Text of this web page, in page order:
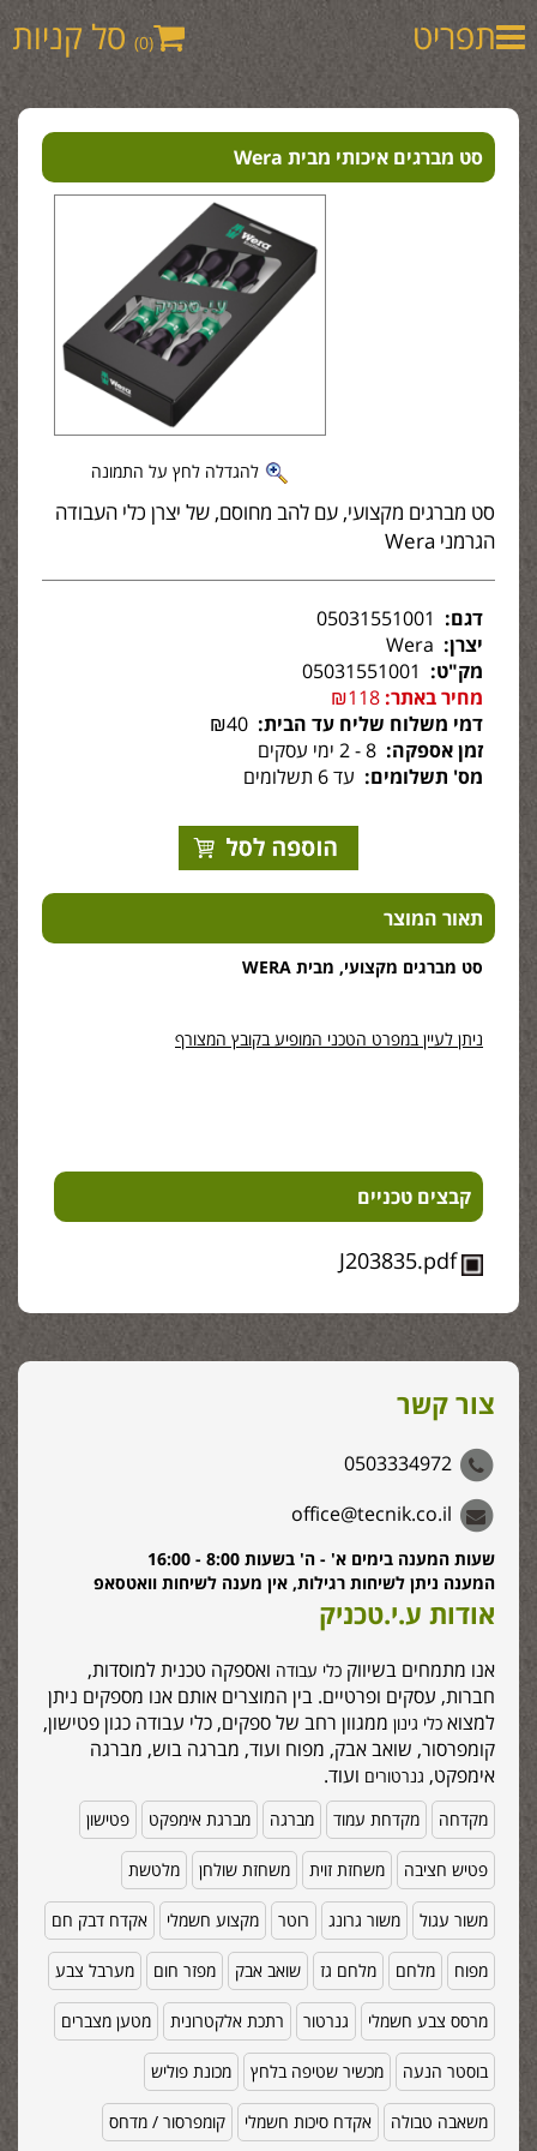
תפריט (0) סל קניות
סט מברגים איכותי מבית Wera
להגדלה לחץ על התמונה
סט מברגים מקצועי, עם להב מחוסם, של יצרן כלי העבודה
הגרמני Wera
דגם:
יצרן:
מק"ט:
מחיר באתר: ₪118
דמי משלוח שליח עד הבית:
זמן אספקה:
מס' תשלומים: עד 6 תשלומים
תאור המוצר
סט מברגים מקצועי, מבית WERA
ניתן לעיין במפרט הטכני המופיע בקובץ המצורף
קבצים טכניים
J203835.pdf
צור קשר
0503334972
office@tecnik.co.il
שעות המענה בימים א' - ה' בשעות 8:00 - 16:00
המענה ניתן לשיחות רגילות, אין מענה לשיחות וואטסאפ
אודות ע.י.טכניק
אנו מתמחים בשיווק כלי עבודה ואספקה טכנית למוסדות,
חברות, עסקים ופרטיים. בין המוצרים אותם אנו מספקים ניתן
למצוא כלי גינון ממגוון רחב של ספקים, כלי עבודה כגון פטישון,
קומפרסור, שואב אבק, מפוח ועוד, מברגה בוש, מברגה
אימפקט, גנרטורים ועוד.
מקדחה מקדחת עמוד מברגה מברגת אימפקט פטישון
פטיש חציבה משחזת זוית משחזת שולחן מלטשת
משור עגול משור גרונג רוטר מקצוע חשמלי אקדח דבק חם
מפוח מלחם מלחם גז שואב אבק מפזר חום מערבל צבע
מרסס צבע חשמלי גנרטור רתכת אלקטרונית מטען מצברים
בוסטר הנעה מכשיר שטיפה בלחץ מכונת פוליש
משאבה טבולה אקדח סיכות חשמלי קומפרסור / מדחס